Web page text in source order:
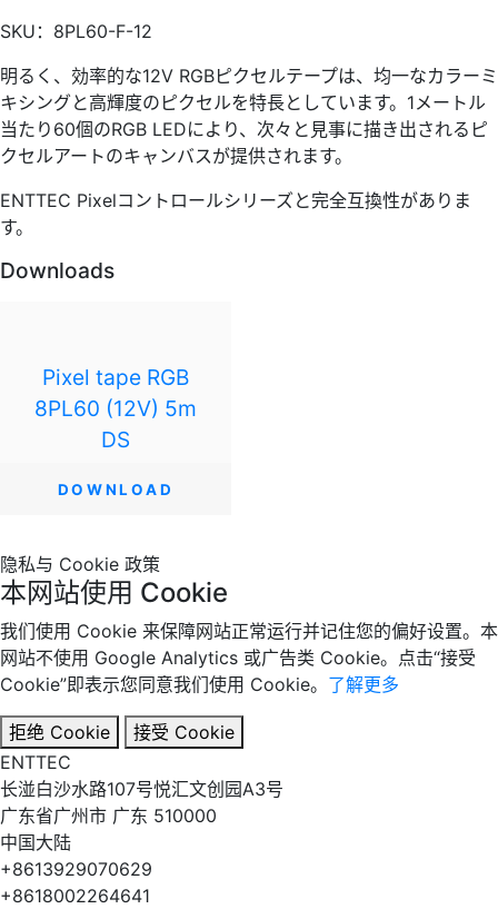
SKU：8PL60-F-12
明るく、効率的な12V RGBピクセルテープは、均一なカラーミ
キシングと高輝度のピクセルを特長としています。1メートル
当たり60個のRGB LEDにより、次々と見事に描き出されるピ
クセルアートのキャンバスが提供されます。
ENTTEC Pixelコントロールシリーズと完全互換性がありま
す。
Downloads
Pixel tape RGB
8PL60 (12V) 5m
DS
隐私与 Cookie 政策
本网站使用 Cookie
我们使用 Cookie 来保障网站正常运行并记住您的偏好设置。本
网站不使用 Google Analytics 或广告类 Cookie。点击“接受
Cookie”即表示您同意我们使用 Cookie。 了解更多
拒绝 Cookie
接受 Cookie
ENTTEC
长湴白沙水路107号悦汇文创园A3号
广东省广州市 广东 510000
中国大陆
+8613929070629
+8618002264641